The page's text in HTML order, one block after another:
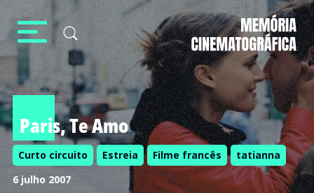
Paris, Te Amo
Curto circuito Estreia Filme francês
tatianna
6 julho 2007